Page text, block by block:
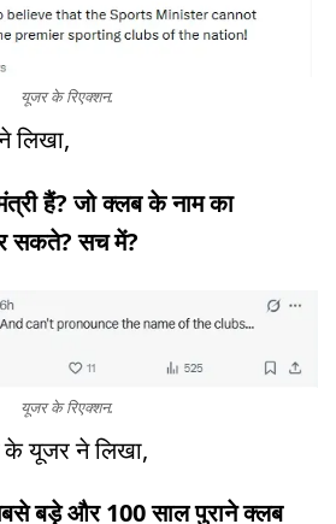
यूजर के रिएक्शन.
लिखा,
हैं? जो क्लब के नाम का
सकते? सच में?
यूजर के रिएक्शन.
के यूजर ने लिखा,
बड़े और 100 साल पुराने क्लब